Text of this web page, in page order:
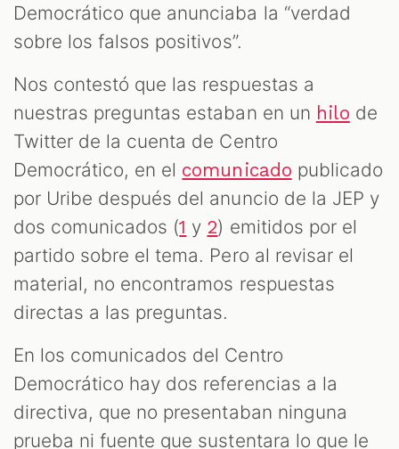
Democrático que anunciaba la “verdad
sobre los falsos positivos”.
Nos contestó que las respuestas a
nuestras preguntas estaban en un hilo de
Twitter de la cuenta de Centro
Democrático, en el comunicado publicado
por Uribe después del anuncio de la JEP y
dos comunicados (1 y 2) emitidos por el
partido sobre el tema. Pero al revisar el
material, no encontramos respuestas
directas a las preguntas.
En los comunicados del Centro
Democrático hay dos referencias a la
directiva, que no presentaban ninguna
prueba ni fuente que sustentara lo que le